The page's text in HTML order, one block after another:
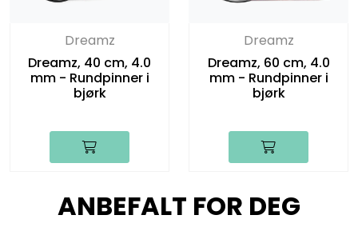
Dreamz
Dreamz, 40 cm, 4.0
mm - Rundpinner i
bjørk
Dreamz
Dreamz, 60 cm, 4.0
mm - Rundpinner i
bjørk
ANBEFALT FOR DEG